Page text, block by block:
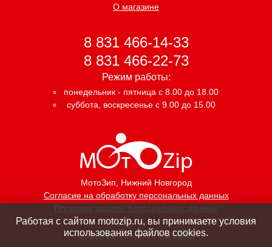
МотоЗип, Нижний Новгород
Согласие на обработку персональных данных
Политика защиты персональных данных
О магазине
8 831 466-14-33
8 831 466-22-73
Режим работы:
понедельник - пятница с 8.00 до 18.00
суббота, воскресенье с 9.00 до 15.00
Создание интернет магазина
Работая с сайтом motozip.ru, вы принимаете условия
использования файлов cookies.